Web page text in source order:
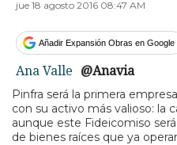
jue 18 agosto 2016 08:47 AM
Añadir Expansión Obras en Google
Ana Valle @Anavia
Pinfra será la primera
con su activo más valioso: la
aunque este Fideicomiso
de bienes raíces que ya